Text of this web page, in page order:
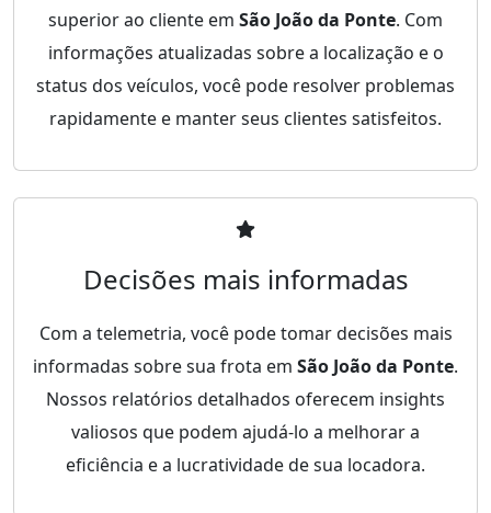
superior ao cliente em São João da Ponte. Com
informações atualizadas sobre a localização e o
status dos veículos, você pode resolver problemas
rapidamente e manter seus clientes satisfeitos.
Decisões mais informadas
Com a telemetria, você pode tomar decisões mais
informadas sobre sua frota em São João da Ponte.
Nossos relatórios detalhados oferecem insights
valiosos que podem ajudá-lo a melhorar a
eficiência e a lucratividade de sua locadora.